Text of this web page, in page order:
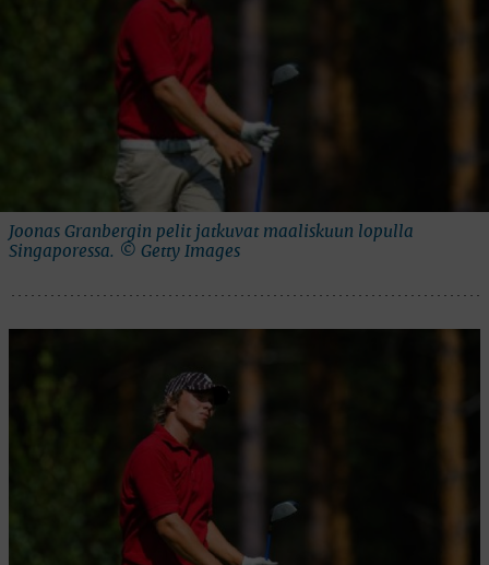
Joonas Granbergin pelit jatkuvat maaliskuun lopulla
Singaporessa. © Getty Images